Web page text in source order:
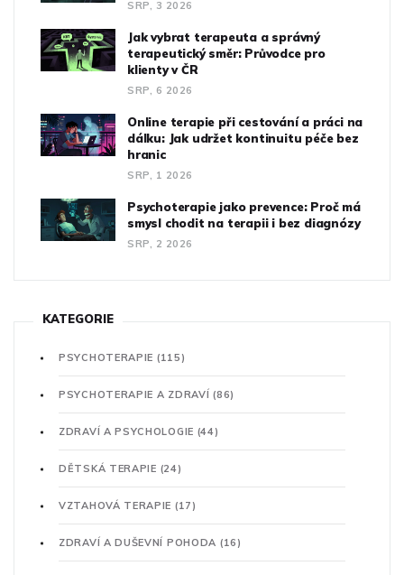
SRP, 3 2026
Jak vybrat terapeuta a správný
terapeutický směr: Průvodce pro
klienty v ČR
SRP, 6 2026
Online terapie při cestování a práci na
dálku: Jak udržet kontinuitu péče bez
hranic
SRP, 1 2026
Psychoterapie jako prevence: Proč má
smysl chodit na terapii i bez diagnózy
SRP, 2 2026
KATEGORIE
PSYCHOTERAPIE (115)
PSYCHOTERAPIE A ZDRAVÍ(86)
ZDRAVÍ A PSYCHOLOGIE (44)
DĚTSKÁ TERAPIE (24)
VZTAHOVÁ TERAPIE (17)
ZDRAVÍ A DUŠEVNÍ POHODA (16)